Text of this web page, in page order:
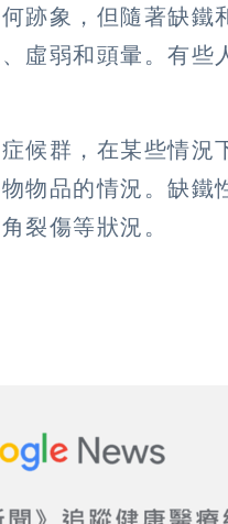
跡象，但隨著缺鐵
虛弱和頭暈。有些
候群，在某些情況
物品的情況。缺鐵
裂傷等狀況。